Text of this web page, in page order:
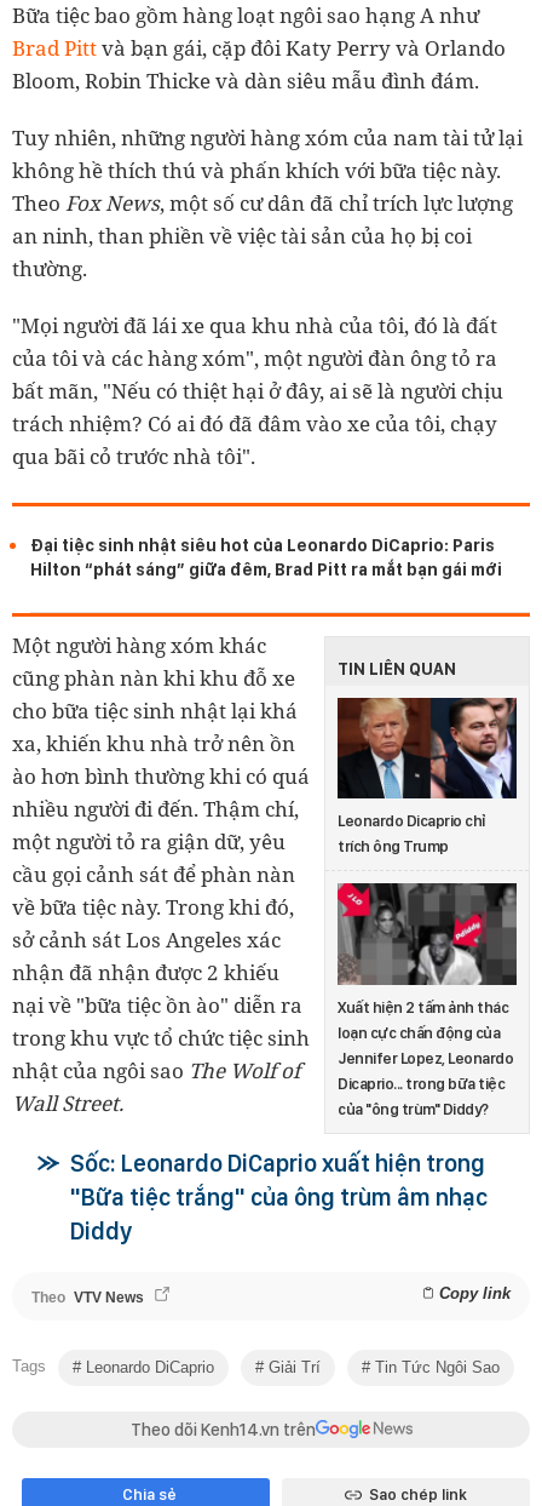
Bữa tiệc bao gồm hàng loạt ngôi sao hạng A như
Brad Pittvà bạn gái, cặp đôi Katy Perry và Orlando
Bloom, Robin Thicke và dàn siêu mẫu đình đám.
Tuy nhiên, những người hàng xóm của nam tài tử lại
không hề thích thú và phấn khích với bữa tiệc này.
Theo Fox News, một số cư dân đã chỉ trích lực lượng
an ninh, than phiền về việc tài sản của họ bị coi
thường.
"Mọi người đã lái xe qua khu nhà của tôi, đó là đất
của tôi và các hàng xóm", một người đàn ông tỏ ra
bất mãn, "Nếu có thiệt hại ở đây, ai sẽ là người chịu
trách nhiệm? Có ai đó đã đâm vào xe của tôi, chạy
qua bãi cỏ trước nhà tôi".
Đại tiệc sinh nhật siêu hot của Leonardo DiCaprio: Paris
Hilton “phát sáng” giữa đêm, Brad Pitt ra mắt bạn gái mới
TIN LIÊN QUAN
Leonardo Dicaprio chỉ
trích ông Trump
Xuất hiện 2 tấm ảnh thác
loạn cực chấn động của
Jennifer Lopez, Leonardo
Dicaprio... trong bữa tiệc
của "ông trùm" Diddy?
Một người hàng xóm khác
cũng phàn nàn khi khu đỗ xe
cho bữa tiệc sinh nhật lại khá
xa, khiến khu nhà trở nên ồn
ào hơn bình thường khi có quá
nhiều người đi đến. Thậm chí,
một người tỏ ra giận dữ, yêu
cầu gọi cảnh sát để phàn nàn
về bữa tiệc này. Trong khi đó,
sở cảnh sát Los Angeles xác
nhận đã nhận được 2 khiếu
nại về "bữa tiệc ồn ào" diễn ra
trong khu vực tổ chức tiệc sinh
nhật của ngôi sao The Wolf of
Wall Street.
Sốc: Leonardo DiCaprio xuất hiện trong
"Bữa tiệc trắng" của ông trùm âm nhạc
Diddy
Theo VTV News Copy link
Tags Leonardo DiCaprio Giải Trí Tin Tức Ngôi Sao
Theo dõi Kenh14.vn trên
Chia sẻ Sao chép link